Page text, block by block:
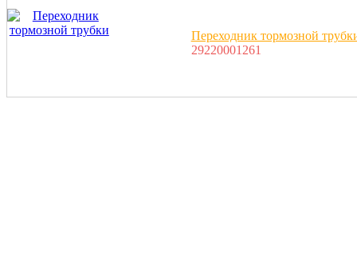
Переходник тормозной
29220001261